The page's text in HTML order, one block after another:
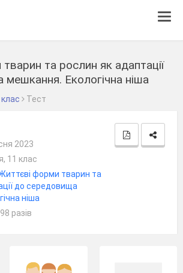
та рослин як адаптації
Екологічна ніша
Тест
2023
11 клас
форми тварин та
до середовища
ніша
разів